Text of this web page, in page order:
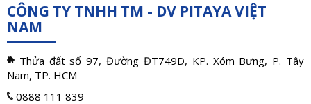
CÔNG TY TNHH TM - DV PITAYA VIỆT
NAM
Thửa đất số 97, Đường ĐT749D, KP. Xóm Bưng, P. Tây
Nam, TP. HCM
0888 111 839